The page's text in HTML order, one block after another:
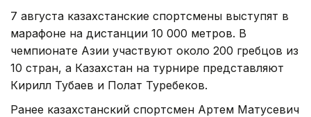
7 августа казахстанские спортсмены выступят в
марафоне на дистанции 10 000 метров. В
чемпионате Азии участвуют около 200 гребцов из
10 стран, а Казахстан на турнире представляют
Кирилл Тубаев и Полат Туребеков.
Ранее казахстанский спортсмен Артем Матусевич